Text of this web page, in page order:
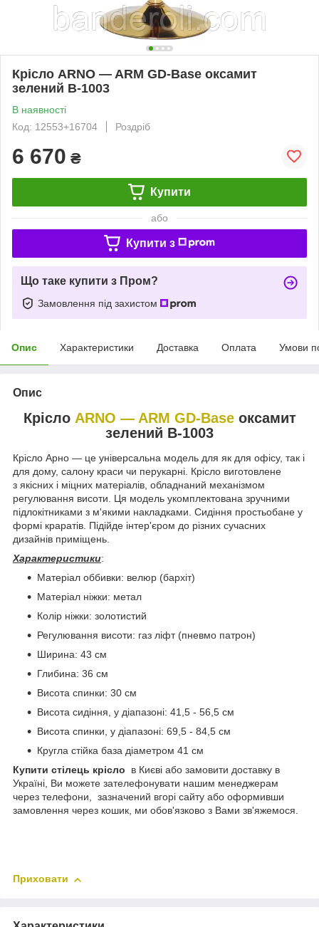
Крісло ARNO — ARM GD-Base оксамит
зелений B-1003
В наявності
Код: 12553+16704
Роздріб
6 670 ₴
Купити
або
Купити з
Що таке купити з Пром?
Замовлення під захистом
Опис Характеристики Доставка Оплата Умови
Опис
Крісло ARNO — ARM GD-Baseоксамит
зелений B-1003
Крісло Арно — це універсальна модель для як для офісу, так і
для дому, салону краси чи перукарні. Крісло виготовлене
з якісних і міцних матеріалів, обладнаний механізмом
регулювання висоти. Ця модель укомплектована зручними
підлокітниками з м'якими накладками. Сидіння простьобане у
формі краратів. Підійде інтер'єром до різних сучасних
дизайнів приміщень.
Характеристики:
Матеріал оббивки: велюр (бархіт)
Матеріал ніжки: метал
Колір ніжки: золотистий
Регулювання висоти: газ ліфт (пневмо патрон)
Ширина: 43 см
Глибина: 36 см
Висота спинки: 30 см
Висота сидіння, у діапазоні: 41,5 - 56,5 см
Висота спинки, у діапазоні: 69,5 - 84,5 см
Кругла стійка база діаметром 41 см
Купити стілець крісло в Києві або замовити доставку в
Україні, Ви можете зателефонувати нашим менеджерам
через телефони, зазначений вгорі сайту або оформивши
замовлення через кошик, ми обов'язково з Вами зв'яжемося.
Приховати